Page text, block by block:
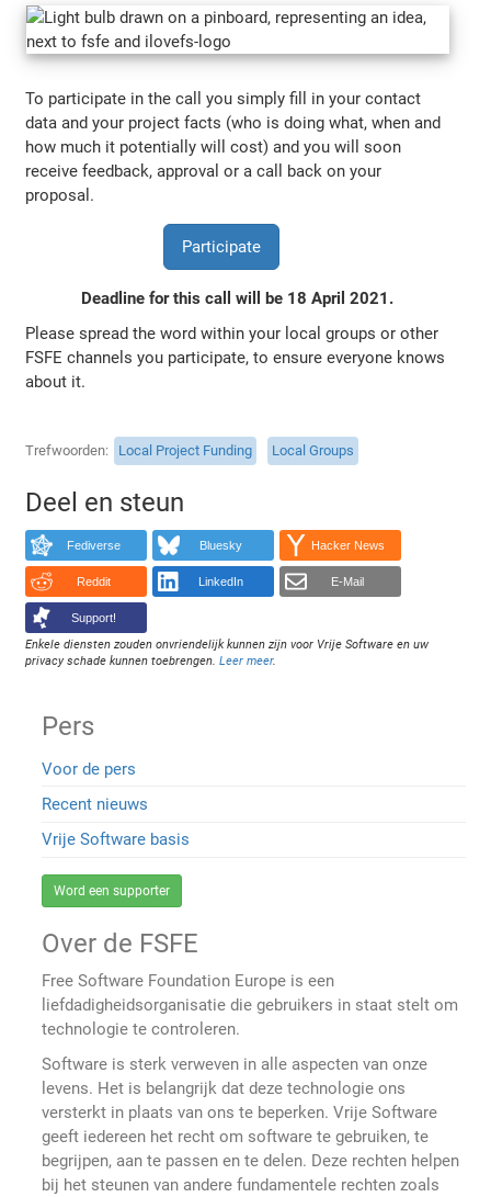
To participate in the call you simply fill in your contact
data and your project facts (who is doing what, when and
how much it potentially will cost) and you will soon
receive feedback, approval or a call back on your
proposal.
Participate
Deadline for this call will be 18 April 2021.
Please spread the word within your local groups or other
FSFE channels you participate, to ensure everyone knows
about it.
Trefwoorden Local Project Funding Local Groups
Deel en steun
Fediverse Bluesky Hacker News
Reddit LinkedIn E-Mail
Support!
Enkele diensten zouden onvriendelijk kunnen zijn voor Vrije Software en uw
privacy schade kunnen toebrengen.Leer meer.
Pers
Voor de pers
Recent nieuws
Vrije Software basis
Word een supporter
Over de FSFE
Free Software Foundation Europe is een
liefdadigheidsorganisatie die gebruikers in staat stelt om
technologie te controleren.
Software is sterk verweven in alle aspecten van onze
levens. Het is belangrijk dat deze technologie ons
versterkt in plaats van ons te beperken. Vrije Software
geeft iedereen het recht om software te gebruiken, te
begrijpen, aan te passen en te delen. Deze rechten helpen
bij het steunen van andere fundamentele rechten zoals